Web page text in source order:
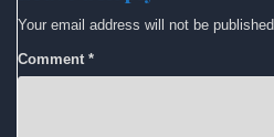
Your email address will not be published.
Comment *